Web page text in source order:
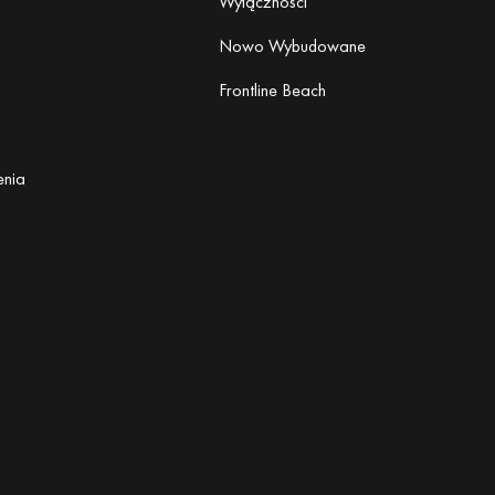
Nowo Wybudowane
Frontline Beach